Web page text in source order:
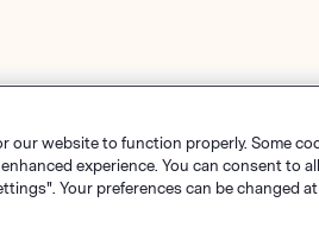
使用條款 隱私權政策 Cookie 设置
© Polaris
our website to function properly. Some
experience. You can consent to
Your preferences can be changed at